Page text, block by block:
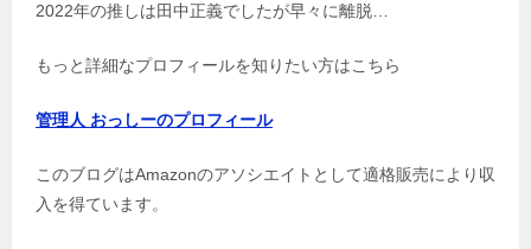
2022年の推しは田中正義でしたが早々に離脱…
もっと詳細なプロフィールを知りたい方はこちら
管理人 おっしーのプロフィール
このブログはAmazonのアソシエイトとして適格販売により収
入を得ています。